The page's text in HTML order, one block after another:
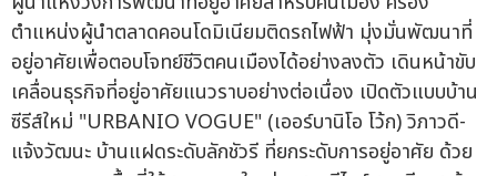
ตำแหน่งผู้นำตลาดคอนโดมิเนียมติดรถไฟฟ้า มุ่งมั่นพัฒนาที่
อยู่อาศัยเพื่อตอบโจทย์ชีวิตคนเมืองได้อย่างลงตัว เดินหน้าขับ
เคลื่อนธุรกิจที่อยู่อาศัยแนวราบอย่างต่อเนื่อง เปิดตัวแบบบ้าน
ซีรีส์ใหม่ "URBANIO VOGUE" (เออร์บานิโอ โว้ก) วิภาวดี-
แจ้งวัฒนะ บ้านแฝดระดับลักชัวรี ที่ยกระดับการอยู่อาศัย ด้วย